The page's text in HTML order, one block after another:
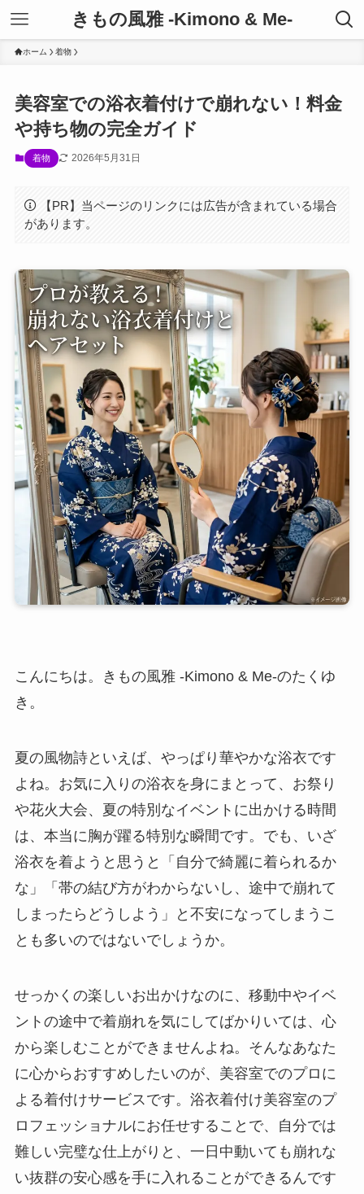
きもの風雅 -Kimono & Me-
ホーム 着物
美容室での浴衣着付けで崩れない！料金
や持ち物の完全ガイド
着物 2026年5月31日
【PR】当ページのリンクには広告が含まれている場合
があります。
こんにちは。きもの風雅 -Kimono & Me-のたくゆ
き。
夏の風物詩といえば、やっぱり華やかな浴衣です
よね。お気に入りの浴衣を身にまとって、お祭り
や花火大会、夏の特別なイベントに出かける時間
は、本当に胸が躍る特別な瞬間です。でも、いざ
浴衣を着ようと思うと「自分で綺麗に着られるか
な」「帯の結び方がわからないし、途中で崩れて
しまったらどうしよう」と不安になってしまうこ
とも多いのではないでしょうか。
せっかくの楽しいお出かけなのに、移動中やイベ
ントの途中で着崩れを気にしてばかりいては、心
から楽しむことができませんよね。そんなあなた
に心からおすすめしたいのが、美容室でのプロに
よる着付けサービスです。浴衣着付け美容室のプ
ロフェッショナルにお任せすることで、自分では
難しい完璧な仕上がりと、一日中動いても崩れな
い抜群の安心感を手に入れることができるんです